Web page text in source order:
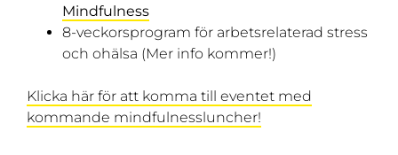
Mindfulness
8-veckorsprogram för arbetsrelaterad stress
och ohälsa (Mer info kommer!)
Klicka här för att komma till eventet med
kommande mindfulnessluncher!